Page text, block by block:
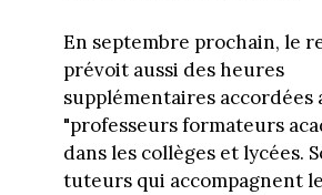
En septembre prochain, le
prévoit aussi des heures
supplémentaires accordées
"professeurs formateurs
dans les collèges et lycées.
tuteurs qui accompagnent